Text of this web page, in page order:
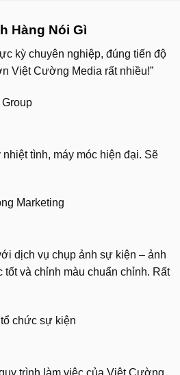
Hàng Nói Gì
kỳ chuyên nghiệp, đúng tiến độ
Việt Cường Media rất nhiều!”
nhiệt tình, máy móc hiện đại. Sẽ
Marketing
dịch vụ chụp ảnh sự kiện – ảnh
tốt và chỉnh màu chuẩn chỉnh. Rất
chức sự kiện
trình làm việc của Việt Cường